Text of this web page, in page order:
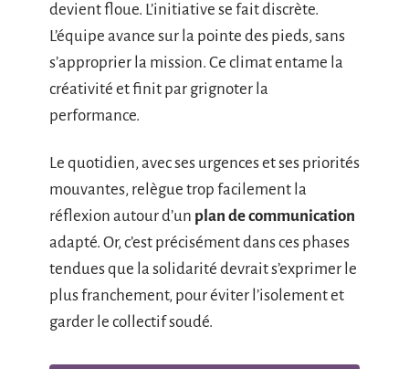
devient floue. L’initiative se fait discrète.
L’équipe avance sur la pointe des pieds, sans
s’approprier la mission. Ce climat entame la
créativité et finit par grignoter la
performance.
Le quotidien, avec ses urgences et ses priorités
mouvantes, relègue trop facilement la
réflexion autour d’un plan de communication
adapté. Or, c’est précisément dans ces phases
tendues que la solidarité devrait s’exprimer le
plus franchement, pour éviter l’isolement et
garder le collectif soudé.